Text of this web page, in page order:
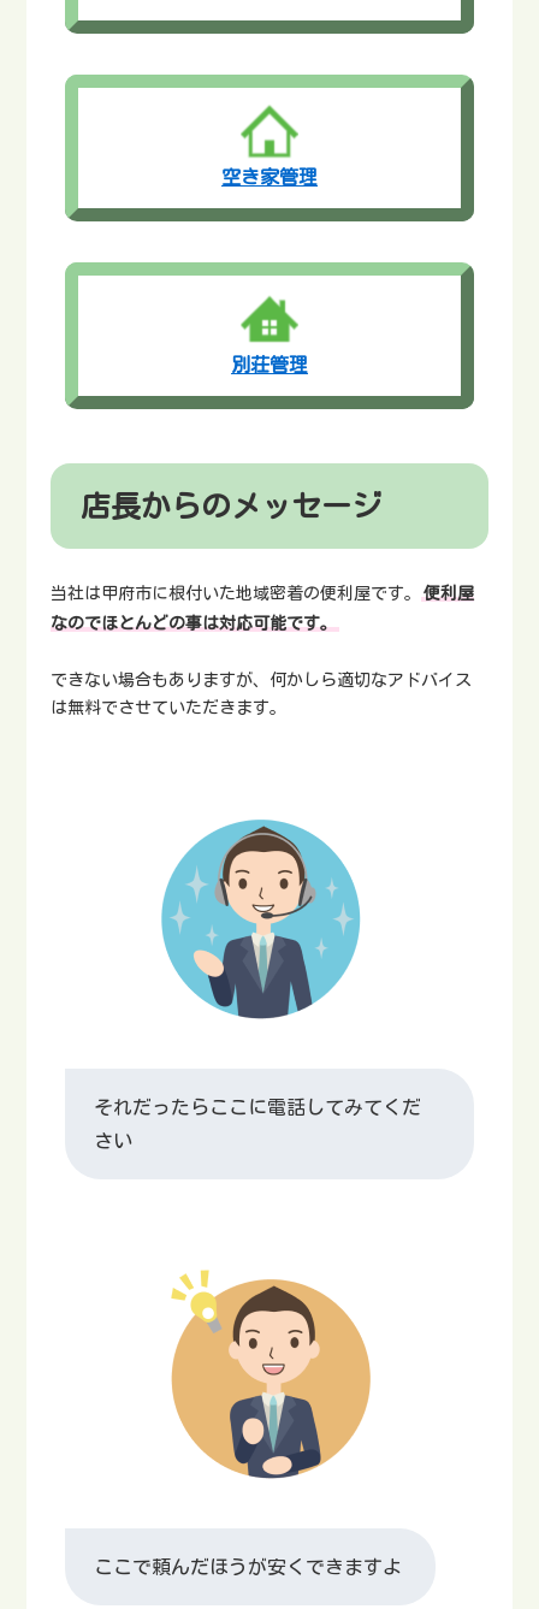
空き家管理
別荘管理
店長からのメッセージ
当社は甲府市に根付いた地域密着の便利屋です。
便利屋
なのでほとんどの事は対応可能です。
できない場合もありますが、何かしら適切なアドバイス
は無料でさせていただきます。
それだったらここに電話してみてくだ
さい
ここで頼んだほうが安くできますよ